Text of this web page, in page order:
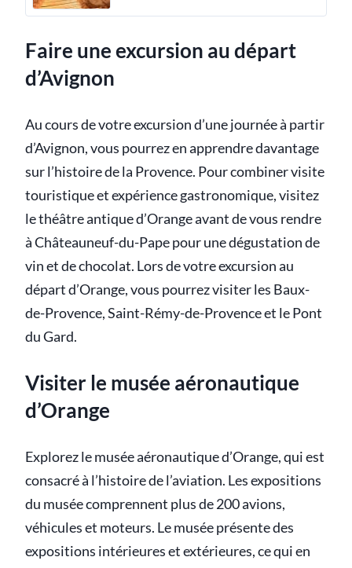
Faire une excursion au départ
d’Avignon
Au cours de votre excursion d’une journée à partir
d’Avignon, vous pourrez en apprendre davantage
sur l’histoire de la Provence. Pour combiner visite
touristique et expérience gastronomique, visitez
le théâtre antique d’Orange avant de vous rendre
à Châteauneuf-du-Pape pour une dégustation de
vin et de chocolat. Lors de votre excursion au
départ d’Orange, vous pourrez visiter les Baux-
de-Provence, Saint-Rémy-de-Provence et le Pont
du Gard.
Visiter le musée aéronautique
d’Orange
Explorez le musée aéronautique d’Orange, qui est
consacré à l’histoire de l’aviation. Les expositions
du musée comprennent plus de 200 avions,
véhicules et moteurs. Le musée présente des
expositions intérieures et extérieures, ce qui en